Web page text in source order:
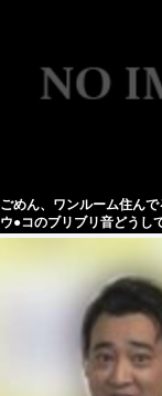
ごめん、ワンルーム住ん
ウ●コのブリブリ音どうし